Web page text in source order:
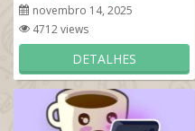
novembro 14, 2025
4712 views
DETALHES